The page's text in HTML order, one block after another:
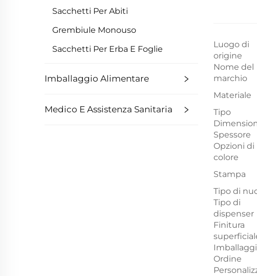
Sacchetti Per Abiti
Grembiule Monouso
Sacchetti Per Erba E Foglie
Imballaggio Alimentare
Medico E Assistenza Sanitaria
Luogo di
origine
Nome del
marchio
Materiale
Tipo
Spessore
Opzioni di
colore
Stampa
Tipo di
Tipo di
dispenser
Finitura
Ordine